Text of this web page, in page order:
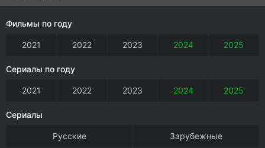
Фильмы по году
2021 2022 2023 2024 2025
Сериалы по году
2021 2022 2023 2024 2025
Сериалы
Русские Зарубежные